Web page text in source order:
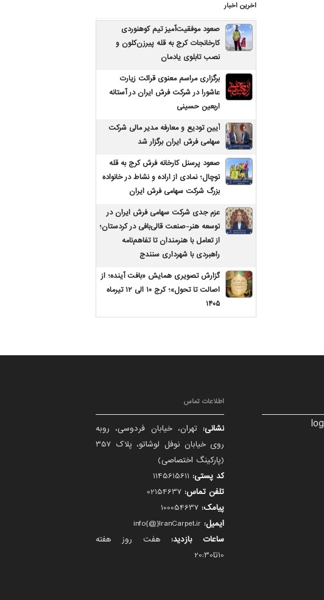
اخرین اخبار
صعود موفقیت‌آمیز تیم کوهنوردی
کارخانجات کرج به قله پیرزن‌کلون و
نصب تابلوی یادمان
برگزاری مراسم معنوی قرائت زیارت
عاشورا در شرکت فرش ایران در آستانه
اربعین حسینی
آیین تودیع و معارفه مدیر مالی شرکت
سهامی فرش ایران برگزار شد
صعود پرسنل کارخانه فرش کرج به قله
توچال؛ نمادی از اراده و نشاط در خانواده
بزرگ شرکت سهامی فرش ایران
عزم جدی شرکت سهامی فرش ایران در
توسعه هنر-صنعت قالی‌بافی در کردستان؛
از تعامل با هنرمندان تا تفاهم‌نامه
راهبردی با شهرداری سنندج
گزارش تصویری همایش «بافت آینده؛ از
اصالت تا تحول»؛ کرج ۱۰ الی ۱۲ تیرماه
۱۴۰۵
اطلاعات تماس
نشانی: تهران، خیابان فردوسی، روبه
روی خیابان نوفل لوشاتو، پلاک 357
(پارکینگ اختصاصی)
کد پستی:
تلفن تماس:
پیامک:
ایمیل:
ساعات بازدید: هفت روز هفته
10تا20:30